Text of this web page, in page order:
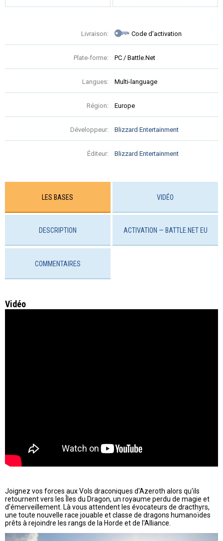
Livraison: Code d'activation
Plate-forme: PC / Battle.Net
Langues: Multi-language
Région: Europe
Développeur: Blizzard Entertainment
Éditeur: Blizzard Entertainment
LES BASES VIDÉO
DESCRIPTION ACTIVATION — BATTLE.NET EU
COMMENTAIRES
Vidéo
Joignez vos forces aux Vols draconiques d'Azeroth alors qu'ils
retournent vers les Îles du Dragon, un royaume perdu de magie et
d'émerveillement. Là vous attendent les évocateurs de dracthyrs,
une toute nouvelle race jouable et classe de dragons humanoïdes
prêts à rejoindre les rangs de la Horde et de l'Alliance.